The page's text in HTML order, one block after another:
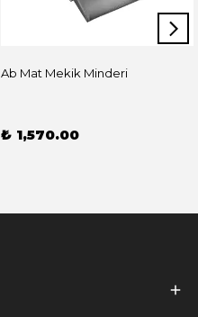
Ab Mat Mekik Minderi
₺ 1,570.00